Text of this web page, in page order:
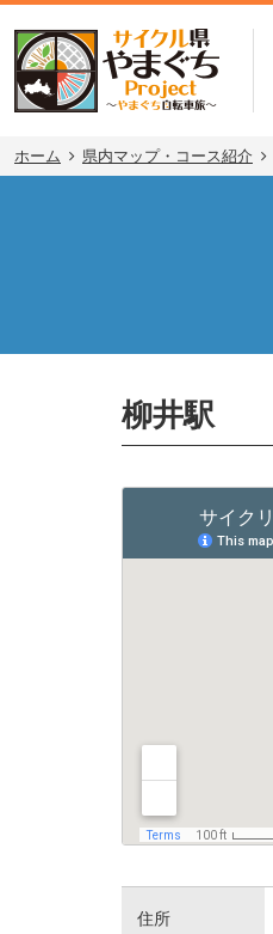
ホーム 県内マップ・コース紹介
柳井駅
住所